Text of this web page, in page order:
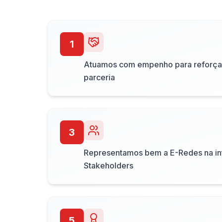
1
Atuamos com empenho para
parceria
3
Representamos bem a E-Redes na
Stakeholders